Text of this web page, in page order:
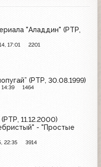
"Аладдин" (РТР,
17:01 2201
(РТР, 30.08.1999)
1464
11.12.2000)
- "Простые
22:35 3914